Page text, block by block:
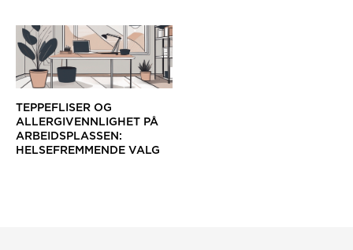
TEPPEFLISER OG
ALLERGIVENNLIGHET PÅ
ARBEIDSPLASSEN:
HELSEFREMMENDE VALG